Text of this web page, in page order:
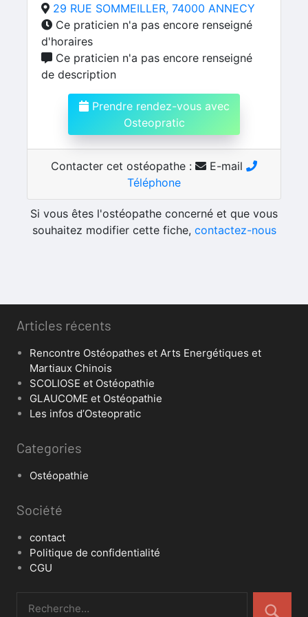
29 RUE SOMMEILLER, 74000 ANNECY
Ce praticien n'a pas encore renseigné
d'horaires
Ce praticien n'a pas encore renseigné
de description
Prendre rendez-vous avec
Osteopratic
Contacter cet ostéopathe :
E-mail
Téléphone
Si vous êtes l'ostéopathe concerné et que vous
souhaitez modifier cette fiche, contactez-nous
Articles récents
Rencontre Ostéopathes et Arts Energétiques et
Martiaux Chinois
SCOLIOSE et Ostéopathie
GLAUCOME et Ostéopathie
Les infos d’Osteopratic
Categories
Ostéopathie
Société
contact
Politique de confidentialité
CGU